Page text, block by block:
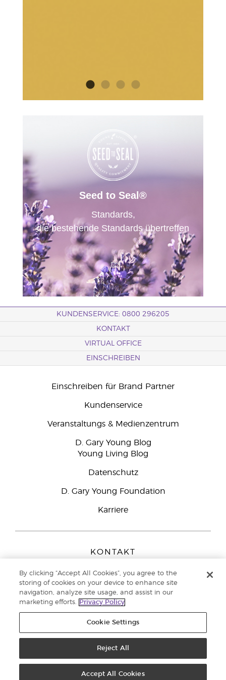
Seed to Seal®
Standards,
die bestehende Standards übertreffen
KUNDENSERVICE: 0800 296205
KONTAKT
VIRTUAL OFFICE
EINSCHREIBEN
Einschreiben für Brand Partner
Kundenservice
Veranstaltungs & Medienzentrum
D. Gary Young Blog
Young Living Blog
Datenschutz
D. Gary Young Foundation
Karriere
KONTAKT
Peizerweg 97
9727 AJ Groningen
Netherlands
Kundenservice:0800-296205
Datenschutzerklärung
By clicking “Accept All Cookies”, you agree to the
storing of cookies on your device to enhance site
navigation, analyze site usage, and assist in our
marketing efforts.
Privacy Policy
Cookie Settings
Reject All
Accept All Cookies